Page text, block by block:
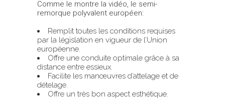
Comme le montre la vidéo, le semi-
remorque polyvalent européen:
Remplit toutes les conditions requises
par la législation en vigueur de l’Union
européenne.
Offre une conduite optimale grâce à sa
distance entre essieux.
Facilite les manœuvres d’attelage et de
dételage.
Offre un très bon aspect esthétique.